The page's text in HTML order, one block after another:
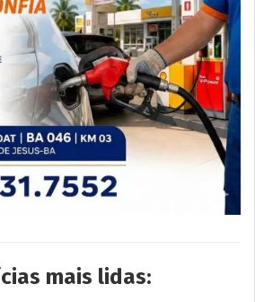
mais lidas: